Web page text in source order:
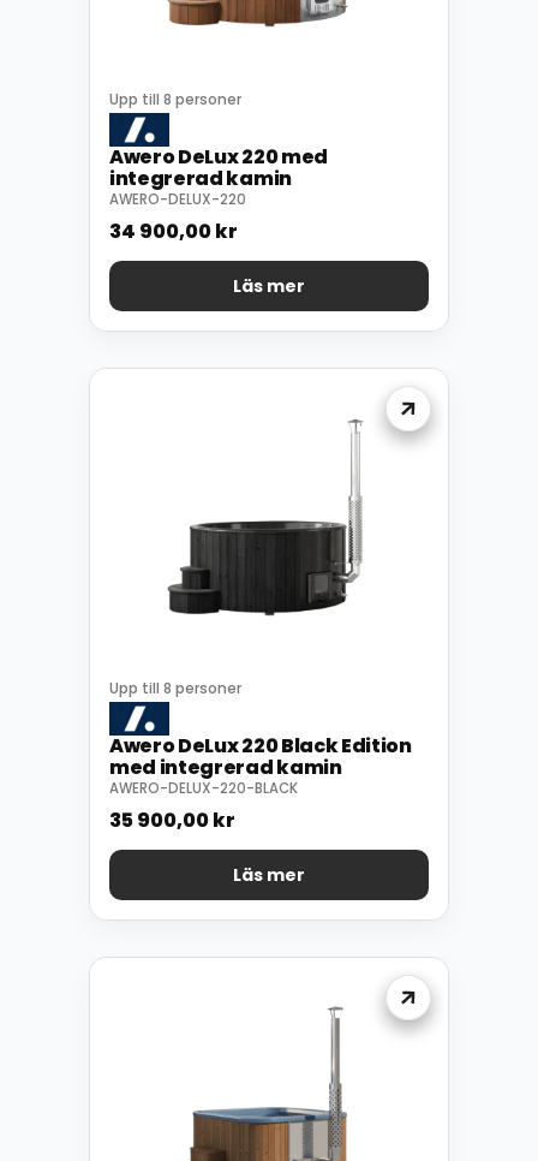
Upp till 8 personer
Awero DeLux 220 med
integrerad kamin
AWERO-DELUX-220
34 900,00kr
Läs mer
Upp till 8 personer
Awero DeLux 220 Black Edition
med integrerad kamin
AWERO-DELUX-220-BLACK
35 900,00kr
Läs mer